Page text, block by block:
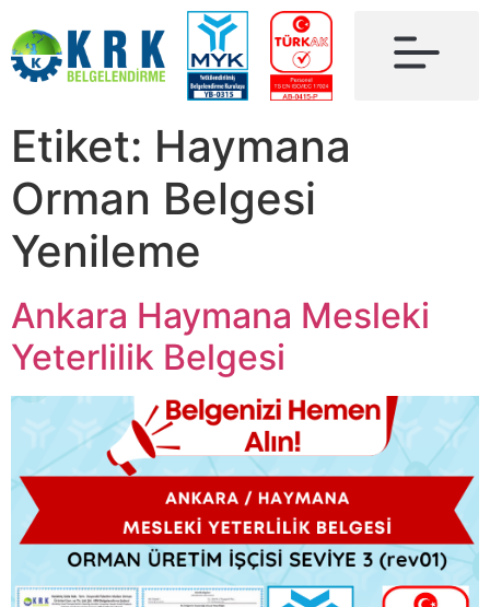
Etiket: Haymana
Orman Belgesi
Yenileme
Ankara Haymana Mesleki
Yeterlilik Belgesi